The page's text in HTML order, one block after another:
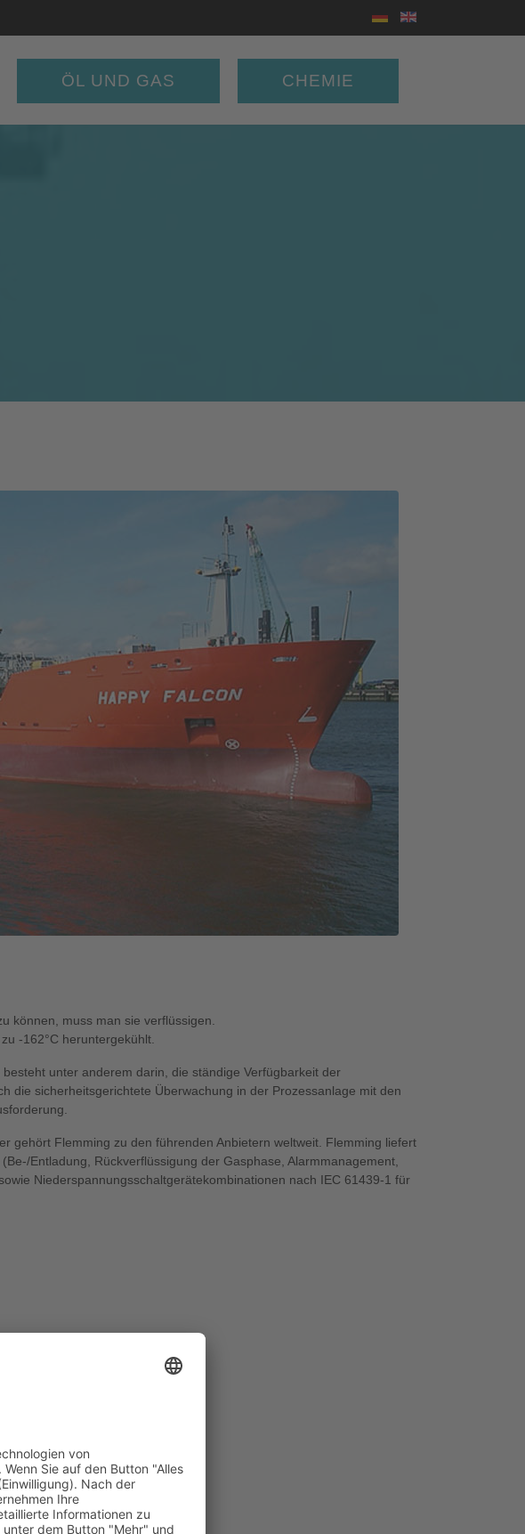
Sprache auswählen
ÖL UND GAS CHEMIE
können, muss man sie verflüssigen.
-162°C heruntergekühlt.
unter anderem darin, die ständige Verfügbarkeit der
die sicherheitsgerichtete Überwachung in der Prozessanlage mit den
gehört Flemming zu den führenden Anbietern weltweit. Flemming liefert
Entladung, Rückverflüssigung der Gasphase, Alarmmanagement,
Niederspannungsschaltgerätekombinationen nach IEC 61439-1 für